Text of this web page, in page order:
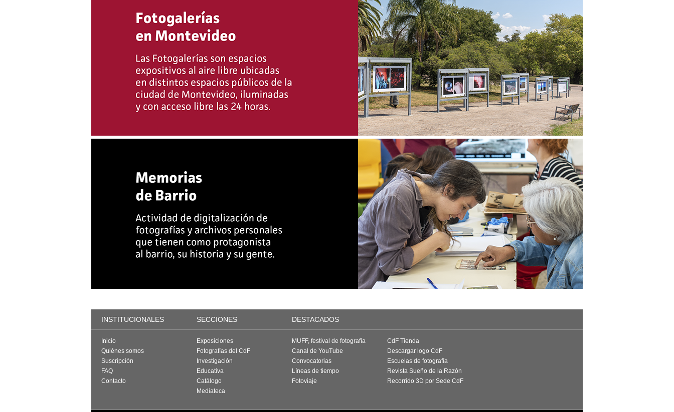
INSTITUCIONALES SECCIONES DESTACADOS
Inicio
Quiénes somos
Suscripción
FAQ
Contacto
Exposiciones
Fotografías del CdF
Investigación
Educativa
Catálogo
Mediateca
MUFF, festival de fotografía
Canal de YouTube
Convocatorias
Líneas de tiempo
Fotoviaje
CdF Tienda
Descargar logo CdF
Escuelas de fotografía
Revista Sueño de la Razón
Recorrido 3D por Sede CdF